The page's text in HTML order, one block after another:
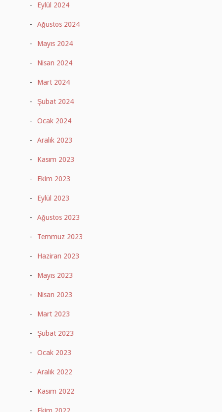
Eylül 2024
Ağustos 2024
Mayıs 2024
Nisan 2024
Mart 2024
Şubat 2024
Ocak 2024
Aralık 2023
Kasım 2023
Ekim 2023
Eylül 2023
Ağustos 2023
Temmuz 2023
Haziran 2023
Mayıs 2023
Nisan 2023
Mart 2023
Şubat 2023
Ocak 2023
Aralık 2022
Kasım 2022
Ekim 2022